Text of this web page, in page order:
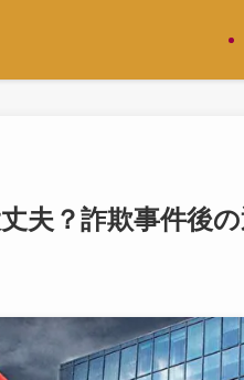
夫？詐欺事件後